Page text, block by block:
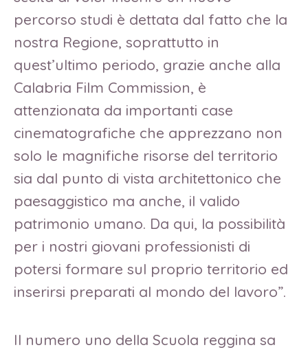
percorso studi è dettata dal fatto che la
nostra Regione, soprattutto in
quest’ultimo periodo, grazie anche alla
Calabria Film Commission, è
attenzionata da importanti case
cinematografiche che apprezzano non
solo le magnifiche risorse del territorio
sia dal punto di vista architettonico che
paesaggistico ma anche, il valido
patrimonio umano. Da qui, la possibilità
per i nostri giovani professionisti di
potersi formare sul proprio territorio ed
inserirsi preparati al mondo del lavoro”.
Il numero uno della Scuola reggina sa